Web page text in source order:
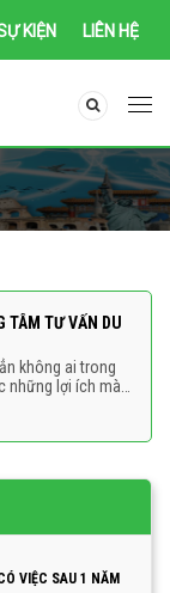
KIỆN LIÊN HỆ
VIỆC SAU 1 NĂM
TÂM TƯ VẤN DU
không ai trong
những lợi ích mà